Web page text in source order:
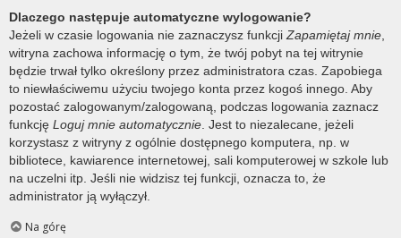
Dlaczego następuje automatyczne wylogowanie?
Jeżeli w czasie logowania nie zaznaczysz funkcji Zapamiętaj mnie
witryna zachowa informację o tym, że twój pobyt na tej witrynie
będzie trwał tylko określony przez administratora czas. Zapobiega
to niewłaściwemu użyciu twojego konta przez kogoś innego. Aby
pozostać zalogowanym/zalogowaną, podczas logowania zaznacz
funkcję Loguj mnie automatycznie . Jest to niezalecane, jeżeli
korzystasz z witryny z ogólnie dostępnego komputera, np. w
bibliotece, kawiarence internetowej, sali komputerowej w szkole lub
na uczelni itp. Jeśli nie widzisz tej funkcji, oznacza to, że
administrator ją wyłączył.
Na górę